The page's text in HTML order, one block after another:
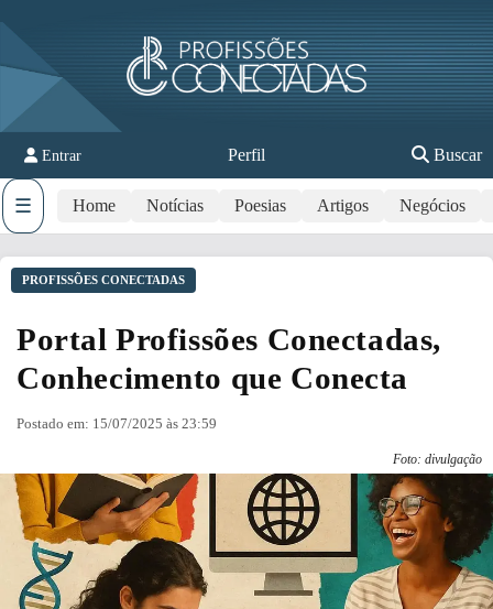
Entrar Perfil Buscar
☰ Home Notícias Poesias Artigos Negócios
PROFISSÕES CONECTADAS
Portal Profissões Conectadas,
Conhecimento que Conecta
Postado em: 15/07/2025 às 23:59
Foto: divulgação